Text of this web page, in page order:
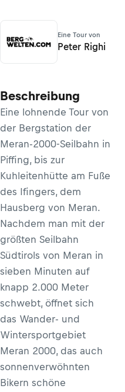
Eine Tour von
Peter Righi
Beschreibung
Eine lohnende Tour von
der Bergstation der
Meran-2000-Seilbahn in
Piffing, bis zur
Kuhleitenhütte am Fuße
des Ifingers, dem
Hausberg von Meran.
Nachdem man mit der
größten Seilbahn
Südtirols von Meran in
sieben Minuten auf
knapp 2.000 Meter
schwebt, öffnet sich
das Wander- und
Wintersportgebiet
Meran 2000, das auch
sonnenverwöhnten
Bikern schöne